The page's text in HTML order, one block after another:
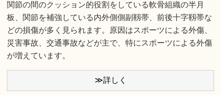
関節の間のクッション的役割をしている軟骨組織の半月
板、関節を補強している内外側側副靱帯、前後十字靱帯な
どの損傷が多く見られます。原因はスポーツによる外傷、
災害事故、交通事故などが主で、特にスポーツによる外傷
が増えています。
≫詳しく